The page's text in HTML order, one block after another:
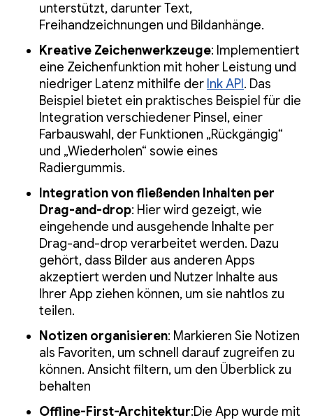
unterstützt, darunter Text,
Freihandzeichnungen und Bildanhänge.
Kreative Zeichenwerkzeuge: Implementiert
eine Zeichenfunktion mit hoher Leistung und
niedriger Latenz mithilfe der Ink API . Das
Beispiel bietet ein praktisches Beispiel für die
Integration verschiedener Pinsel, einer
Farbauswahl, der Funktionen „Rückgängig“
und „Wiederholen“ sowie eines
Radiergummis.
Integration von fließenden Inhalten per
Drag-and-drop: Hier wird gezeigt, wie
eingehende und ausgehende Inhalte per
Drag-and-drop verarbeitet werden. Dazu
gehört, dass Bilder aus anderen Apps
akzeptiert werden und Nutzer Inhalte aus
Ihrer App ziehen können, um sie nahtlos zu
teilen.
Notizen organisieren: Markieren Sie Notizen
als Favoriten, um schnell darauf zugreifen zu
können. Ansicht filtern, um den Überblick zu
behalten
Offline-First-Architektur:Die App wurde mit